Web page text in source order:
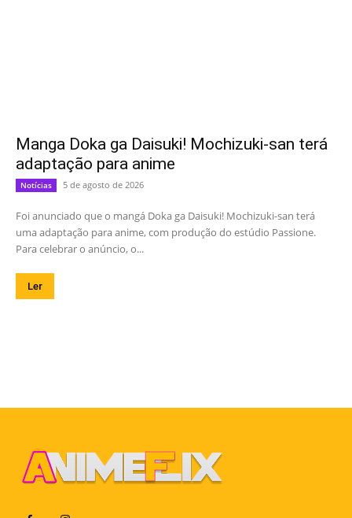
Manga Doka ga Daisuki! Mochizuki-san terá
adaptação para anime
Notícias 5 de agosto de 2026
Foi anunciado que o mangá Doka ga Daisuki! Mochizuki-san terá
uma adaptação para anime, com produção do estúdio Passione.
Para celebrar o anúncio, o...
Ler